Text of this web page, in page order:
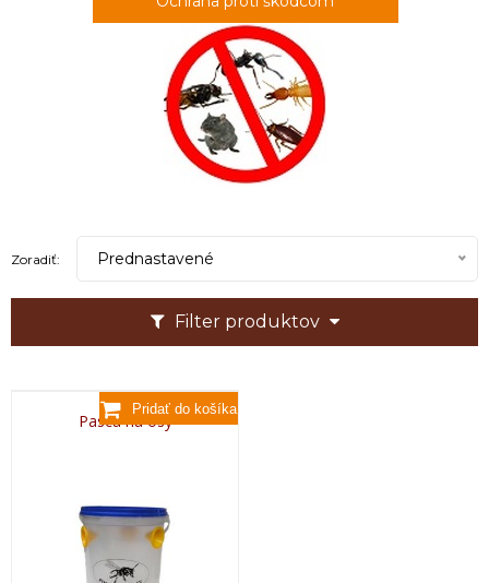
Filter produktov
Zoradiť: Prednastavené
Pasca na osy